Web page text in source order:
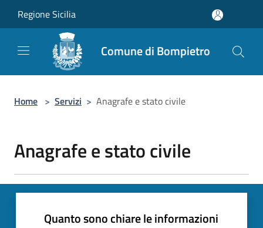
Regione Sicilia
Comune di Bompietro
Home > Servizi > Anagrafe e stato civile
Anagrafe e stato civile
Quanto sono chiare le informazioni